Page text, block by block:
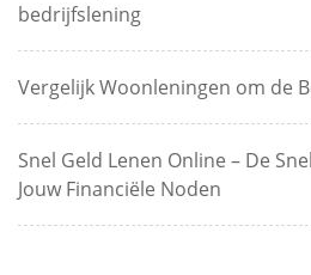
bedrijfslening
Vergelijk Woonleningen om de
Snel Geld Lenen Online – De
Jouw Financiële Noden